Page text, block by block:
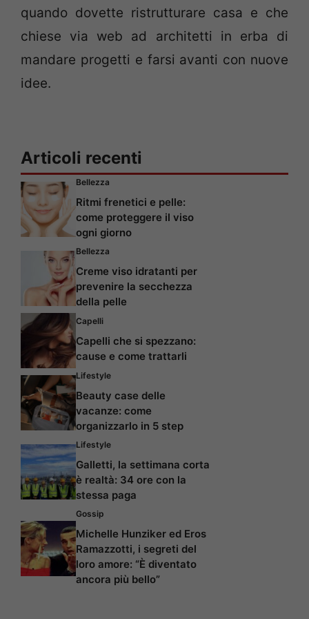
quando dovette ristrutturare casa e che
chiese via web ad architetti in erba di
mandare progetti e farsi avanti con nuove
idee.
Articoli recenti
Bellezza
Ritmi frenetici e pelle:
come proteggere il viso
ogni giorno
Bellezza
Creme viso idratanti per
prevenire la secchezza
della pelle
Capelli
Capelli che si spezzano:
cause e come trattarli
Lifestyle
Beauty case delle
vacanze: come
organizzarlo in 5 step
Lifestyle
Galletti, la settimana corta
è realtà: 34 ore con la
stessa paga
Gossip
Michelle Hunziker ed Eros
Ramazzotti, i segreti del
loro amore: “È diventato
ancora più bello”